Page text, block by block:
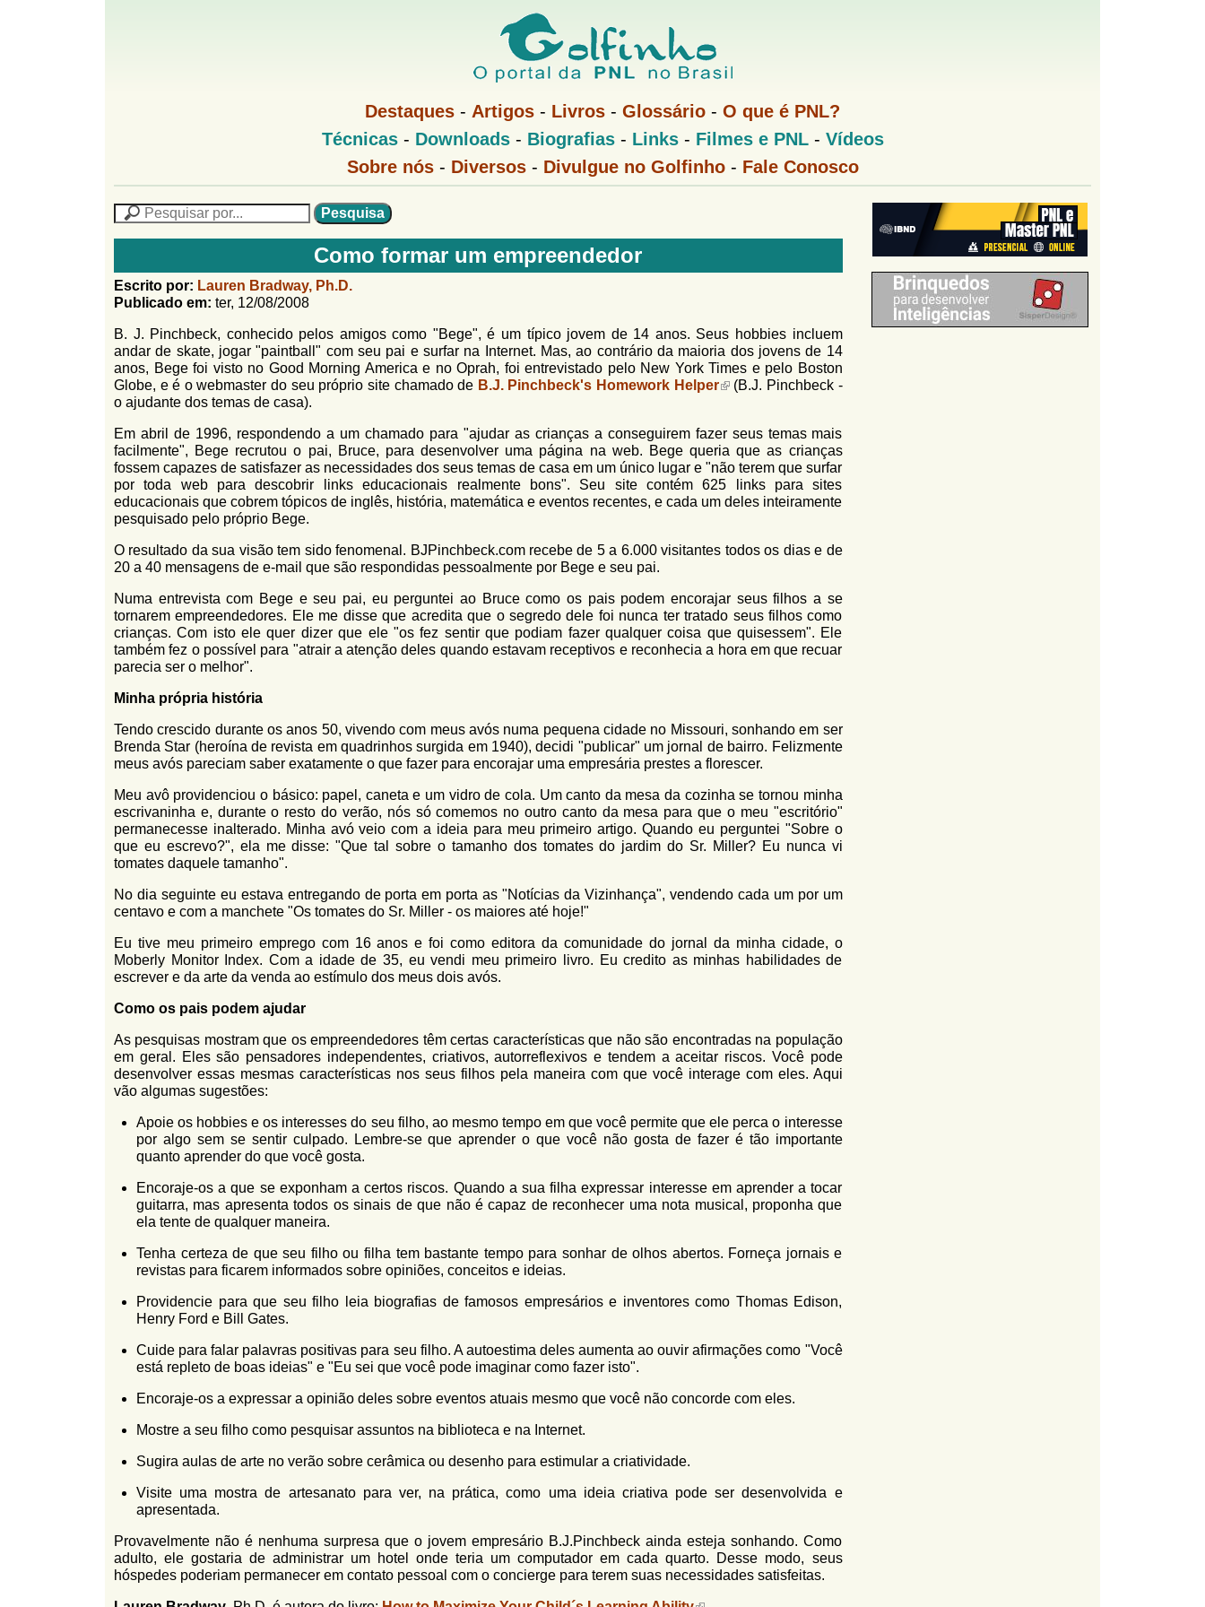
Pular
para
o
principal
l
f
i
n
h
o
Destaques - Artigos - Livros - Glossário - O que é PNL?
N
L
Técnicas- Downloads- Biografias- Links- Filmes e PNL- Vídeos
o
o
M
n
u
Sobre nós- Diversos- Divulgue no Golfinho- Fale Conosco
F
r
m
u
l
á
r
i
o
d
e
b
s
c
a
e
u
i
a
n
o
G
o
f
i
n
h
o
Como formar um empreendedor
Escrito por: Lauren Bradway, Ph.D.
Publicado em: ter, 12/08/2008
B. J. Pinchbeck, conhecido pelos amigos como "Bege", é um típico jovem de 14 anos. Seus hobbies incluem
andar de skate, jogar "paintball" com seu pai e surfar na Internet. Mas, ao contrário da maioria dos jovens de 14
anos, Bege foi visto no Good Morning America e no Oprah, foi entrevistado pelo New York Times e pelo Boston
Globe, e é o webmaster do seu próprio site chamado de B.J. Pinchbeck's Homework Helper
(B.J. Pinchbeck -
o ajudante dos temas de casa).
Em abril de 1996, respondendo a um chamado para "ajudar as crianças a conseguirem fazer seus temas mais
facilmente", Bege recrutou o pai, Bruce, para desenvolver uma página na web. Bege queria que as crianças
fossem capazes de satisfazer as necessidades dos seus temas de casa em um único lugar e "não terem que surfar
por toda web para descobrir links educacionais realmente bons". Seu site contém 625 links para sites
educacionais que cobrem tópicos de inglês, história, matemática e eventos recentes, e cada um deles inteiramente
pesquisado pelo próprio Bege.
O resultado da sua visão tem sido fenomenal. BJPinchbeck.com recebe de 5 a 6.000 visitantes todos os dias e de
20 a 40 mensagens de e-mail que são respondidas pessoalmente por Bege e seu pai.
Numa entrevista com Bege e seu pai, eu perguntei ao Bruce como os pais podem encorajar seus filhos a se
tornarem empreendedores. Ele me disse que acredita que o segredo dele foi nunca ter tratado seus filhos como
crianças. Com isto ele quer dizer que ele "os fez sentir que podiam fazer qualquer coisa que quisessem". Ele
também fez o possível para "atrair a atenção deles quando estavam receptivos e reconhecia a hora em que recuar
parecia ser o melhor".
Minha própria história
Tendo crescido durante os anos 50, vivendo com meus avós numa pequena cidade no Missouri, sonhando em ser
Brenda Star (heroína de revista em quadrinhos surgida em 1940), decidi "publicar" um jornal de bairro. Felizmente
meus avós pareciam saber exatamente o que fazer para encorajar uma empresária prestes a florescer.
Meu avô providenciou o básico: papel, caneta e um vidro de cola. Um canto da mesa da cozinha se tornou minha
escrivaninha e, durante o resto do verão, nós só comemos no outro canto da mesa para que o meu "escritório"
permanecesse inalterado. Minha avó veio com a ideia para meu primeiro artigo. Quando eu perguntei "Sobre o
que eu escrevo?", ela me disse: "Que tal sobre o tamanho dos tomates do jardim do Sr. Miller? Eu nunca vi
tomates daquele tamanho".
No dia seguinte eu estava entregando de porta em porta as "Notícias da Vizinhança", vendendo cada um por um
centavo e com a manchete "Os tomates do Sr. Miller - os maiores até hoje!"
Eu tive meu primeiro emprego com 16 anos e foi como editora da comunidade do jornal da minha cidade, o
Moberly Monitor Index. Com a idade de 35, eu vendi meu primeiro livro. Eu credito as minhas habilidades de
escrever e da arte da venda ao estímulo dos meus dois avós.
Como os pais podem ajudar
As pesquisas mostram que os empreendedores têm certas características que não são encontradas na população
em geral. Eles são pensadores independentes, criativos, autorreflexivos e tendem a aceitar riscos. Você pode
desenvolver essas mesmas características nos seus filhos pela maneira com que você interage com eles. Aqui
vão algumas sugestões:
Apoie os hobbies e os interesses do seu filho, ao mesmo tempo em que você permite que ele perca o interesse
por algo sem se sentir culpado. Lembre-se que aprender o que você não gosta de fazer é tão importante
quanto aprender do que você gosta.
Encoraje-os a que se exponham a certos riscos. Quando a sua filha expressar interesse em aprender a tocar
guitarra, mas apresenta todos os sinais de que não é capaz de reconhecer uma nota musical, proponha que
ela tente de qualquer maneira.
Tenha certeza de que seu filho ou filha tem bastante tempo para sonhar de olhos abertos. Forneça jornais e
revistas para ficarem informados sobre opiniões, conceitos e ideias.
Providencie para que seu filho leia biografias de famosos empresários e inventores como Thomas Edison,
Henry Ford e Bill Gates.
Cuide para falar palavras positivas para seu filho. A autoestima deles aumenta ao ouvir afirmações como "Você
está repleto de boas ideias" e "Eu sei que você pode imaginar como fazer isto".
Encoraje-os a expressar a opinião deles sobre eventos atuais mesmo que você não concorde com eles.
Mostre a seu filho como pesquisar assuntos na biblioteca e na Internet.
Sugira aulas de arte no verão sobre cerâmica ou desenho para estimular a criatividade.
Visite uma mostra de artesanato para ver, na prática, como uma ideia criativa pode ser desenvolvida e
apresentada.
Provavelmente não é nenhuma surpresa que o jovem empresário B.J.Pinchbeck ainda esteja sonhando. Como
adulto, ele gostaria de administrar um hotel onde teria um computador em cada quarto. Desse modo, seus
hóspedes poderiam permanecer em contato pessoal com o concierge para terem suas necessidades satisfeitas.